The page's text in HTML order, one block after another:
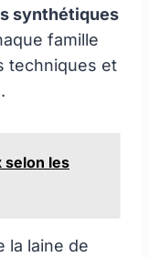
synthétiques
famille
techniques et
selon les
la laine de